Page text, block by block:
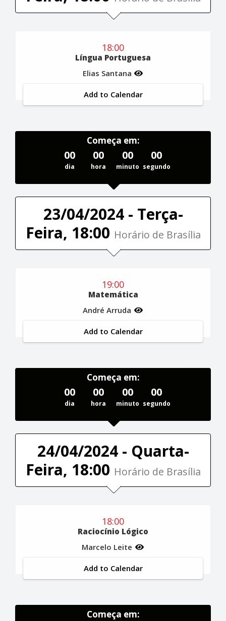
18:00
Língua Portuguesa
Elias Santana
Add to Calendar
Começa em:
00
dia
00
hora
00
minuto
00
segundo
23/04/2024 - Terça-
Feira, 18:00 Horário de Brasília
19:00
Matemática
André Arruda
Add to Calendar
Começa em:
00
dia
00
hora
00
minuto
00
segundo
24/04/2024 - Quarta-
Feira, 18:00 Horário de Brasília
18:00
Raciocínio Lógico
Marcelo Leite
Add to Calendar
Começa em: